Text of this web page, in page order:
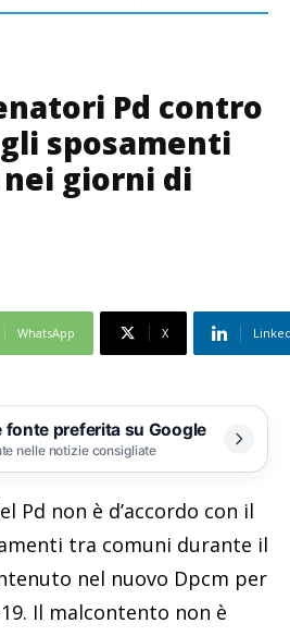
Pd contro
sposamenti
giorni di
WhatsApp X
preferita su Google
nelle notizie consigliate
Pd non è d’accordo con il
tra comuni durante il
nel nuovo Dpcm per
19. Il malcontento non è